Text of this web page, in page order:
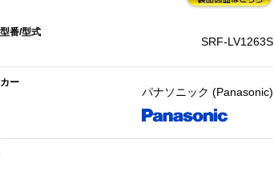
番/型式
SRF-LV1263S
ー
パナソニック (Panasonic)